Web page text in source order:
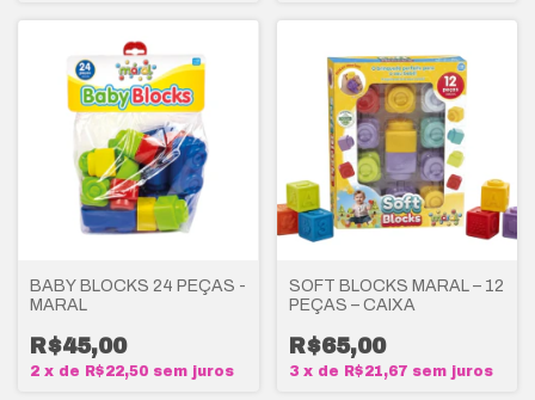
BABY BLOCKS 24 PEÇAS -
MARAL
R$45,00
2 x de R$22,50 sem juros
SOFT BLOCKS MARAL – 12
PEÇAS – CAIXA
R$65,00
3 x de R$21,67 sem juros